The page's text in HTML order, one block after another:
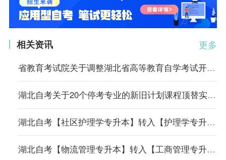
更多
相关资讯
省教育考试院关于调整湖北省高等教育自学考试开考专业考试计划的通告
湖北自考关于20个停考专业的新旧计划课程顶替实施方案
湖北自考【社区护理学专升本】转入【护理学专升本】专业课程顶替表
湖北自考【物流管理专升本】转入【工商管理专升本】专业课程顶替表